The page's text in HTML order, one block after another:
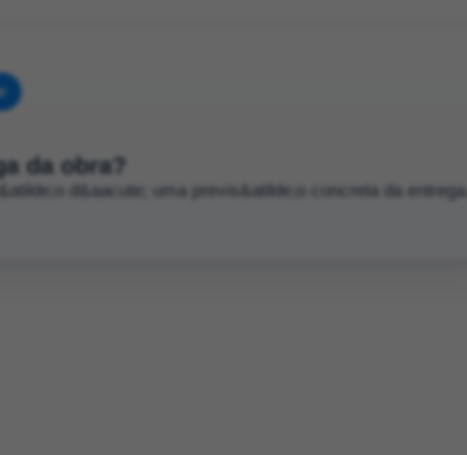
da obra?
d&aacute; uma previs&atilde;o concreta da entrega.